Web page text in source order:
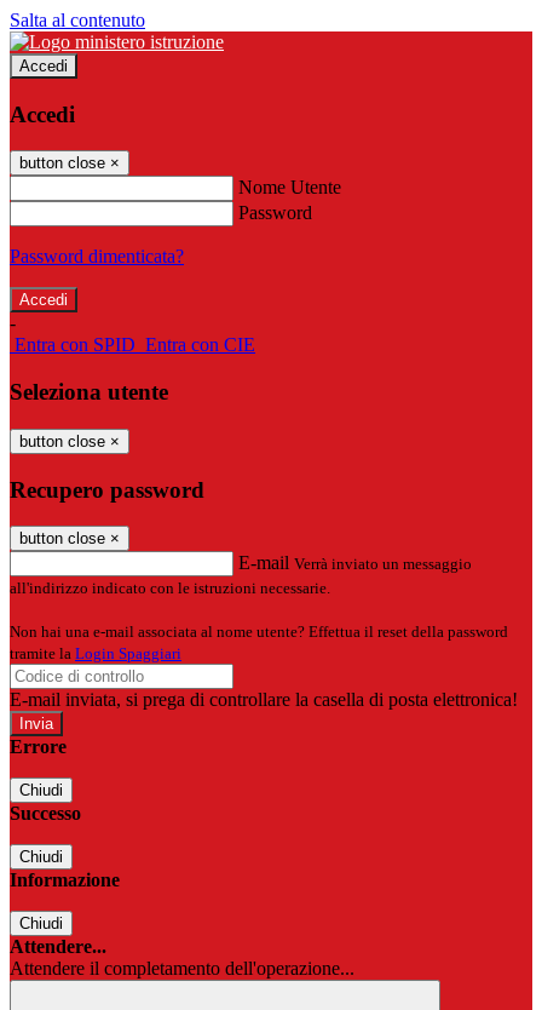
Salta al contenuto
Accedi
Accedi
button close ×
Nome Utente
Password
Password dimenticata?
-
Entra con SPID Entra con CIE
Seleziona utente
button close ×
Recupero password
button close ×
E-mail Verrà inviato un messaggio
all'indirizzo indicato con le istruzioni necessarie.
Non hai una e-mail associata al nome utente? Effettua il reset della password
tramite la Login Spaggiari
E-mail inviata, si prega di controllare la casella di posta elettronica!
Errore
Chiudi
Successo
Chiudi
Informazione
Chiudi
Attendere...
Attendere il completamento dell'operazione...